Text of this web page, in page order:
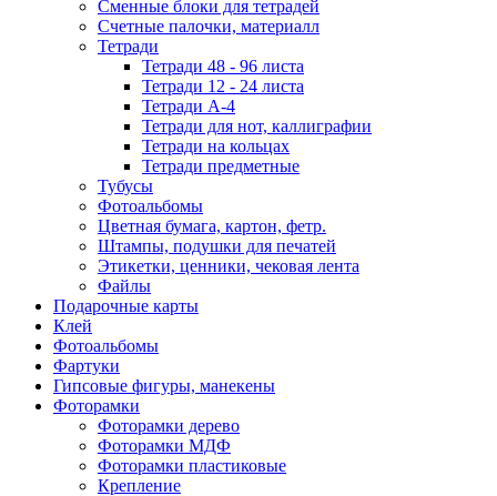
Сменные блоки для тетрадей
Счетные палочки, материалл
Тетради
Тетради 48 - 96 листа
Тетради 12 - 24 листа
Тетради А-4
Тетради для нот, каллиграфии
Тетради на кольцах
Тетради предметные
Тубусы
Фотоальбомы
Цветная бумага, картон, фетр.
Штампы, подушки для печатей
Этикетки, ценники, чековая лента
Файлы
Подарочные карты
Клей
Фотоальбомы
Фартуки
Гипсовые фигуры, манекены
Фоторамки
Фоторамки дерево
Фоторамки МДФ
Фоторамки пластиковые
Крепление